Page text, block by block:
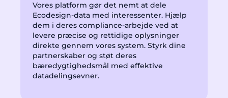
Vores platform gør det nemt at dele
Ecodesign-data med interessenter. Hjælp
dem i deres compliance-arbejde ved at
levere præcise og rettidige oplysninger
direkte gennem vores system. Styrk dine
partnerskaber og støt deres
bæredygtighedsmål med effektive
datadelingsevner.